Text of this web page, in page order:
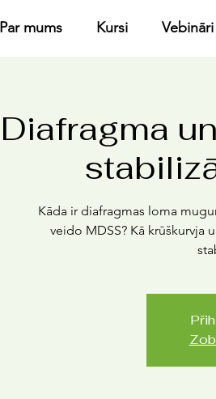
Par mums Kursi Vebināri
Diafragma
Kāda ir diafragmas loma
veido MDSS? Kā